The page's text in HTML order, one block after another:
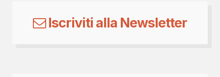
Iscriviti alla Newsletter